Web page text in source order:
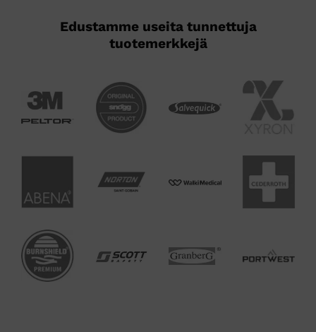
Edustamme useita tunnettuja
tuotemerkkejä